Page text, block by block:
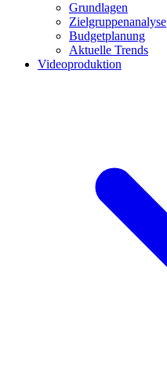
Grundlagen
Zielgruppenanalyse
Budgetplanung
Aktuelle Trends
Videoproduktion